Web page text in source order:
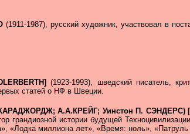
(1911-1987), русский художник, участвовал в
(1923-1993), шведский писатель,
статей о НФ в Швеции.
А.А.КРЕЙГ; Уинстон П. СЭНДЕРС)
грандиозной истории будущей
«Лодка миллиона лет», «Время: ноль»,